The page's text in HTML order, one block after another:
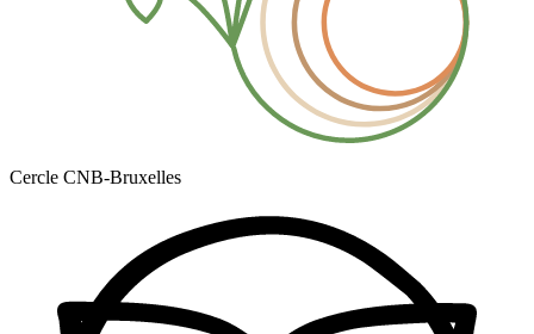
Cercle CNB-Bruxelles